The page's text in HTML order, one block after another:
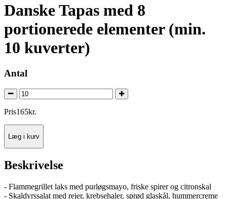
Danske Tapas med 8
portionerede elementer (min.
10 kuverter)
Antal
Pris165kr.
Læg i kurv
Beskrivelse
- Flammegrillet laks med purløgsmayo, friske spirer og citronskal
- Skaldyrssalat med rejer, krebsehaler, sprød glaskål, hummercreme